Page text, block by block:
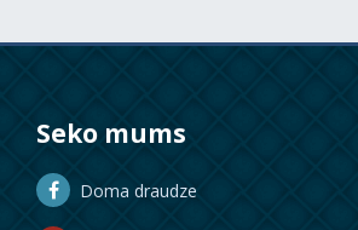
Seko mums
Doma draudze